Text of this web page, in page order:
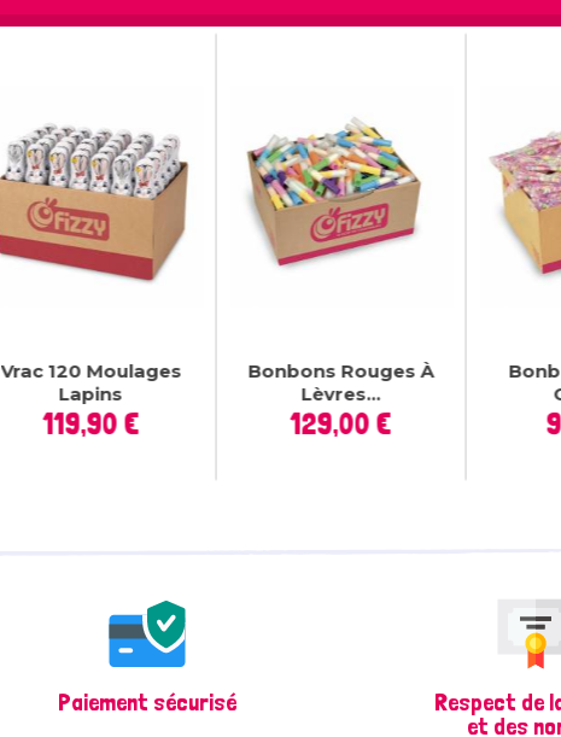
Vrac 120 Moulages
Lapins
Prix
119,90 €
Bonbons Rouges À
Lèvres...
Prix
129,00 €
Paiement sécurisé
Respect de
et des